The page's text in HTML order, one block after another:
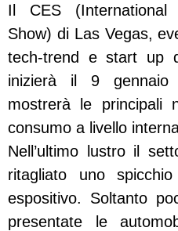
Il CES (International
Show) di Las Vegas,
tech-trend e start up
inizierà il 9
mostrerà le principali
consumo a livello
Nell’ultimo lustro il
ritagliato uno
espositivo. Soltanto
presentate le